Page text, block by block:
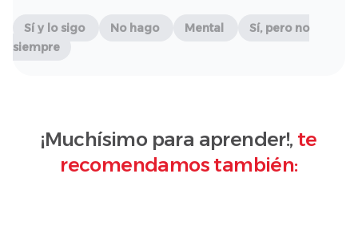
Sí y lo sigo No hago Mental
Sí, pero no
siempre
¡Muchísimo para aprender!, te
recomendamos también: